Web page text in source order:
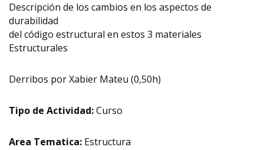
Descripción de los cambios en los aspectos de
durabilidad
del código estructural en estos 3 materiales
Estructurales
Derribos por Xabier Mateu (0,50h)
Tipo de Actividad:Curso
Area Tematica: Estructura